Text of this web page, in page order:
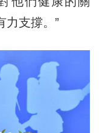
力支撐。”